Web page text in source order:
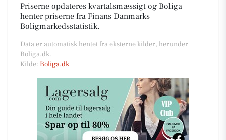
Priserne opdateres kvartalsmæssigt og Boliga
henter priserne fra Finans Danmarks
Boligmarkedsstatistik.
Data er automatisk hentet fra eksterne kilder, herunder
Boliga.dk.
Kilde: Boliga.dk